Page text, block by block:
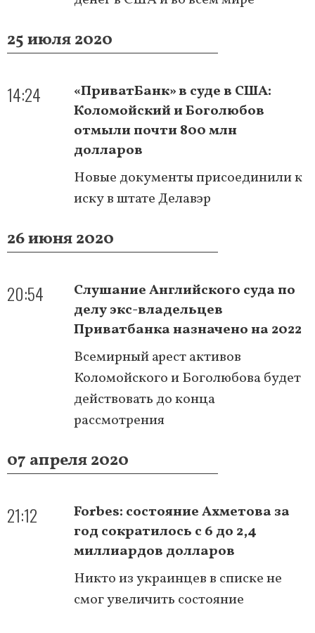
25 июля 2020
14:24
«ПриватБанк» в суде в США:
Коломойский и Боголюбов
отмыли почти 800 млн
долларов
Новые документы присоединили к
иску в штате Делавэр
26 июня 2020
20:54
Слушание Английского суда по
делу экс-владельцев
Приватбанка назначено на 2022
Всемирный арест активов
Коломойского и Боголюбова будет
действовать до конца
рассмотрения
07 апреля 2020
21:12
Forbes: состояние Ахметова за
год сократилось с 6 до 2,4
миллиардов долларов
Никто из украинцев в списке не
смог увеличить состояние